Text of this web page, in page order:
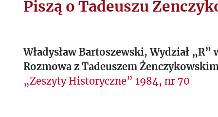
Piszą o Tadeuszu
Władysław Bartoszewski, Wydział „R”
Rozmowa z Tadeuszem
„Zeszyty Historyczne” 1984, nr 70